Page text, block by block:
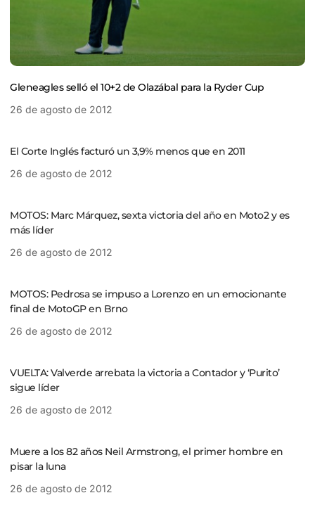
Gleneagles selló el 10+2 de Olazábal para la Ryder Cup
26 de agosto de 2012
El Corte Inglés facturó un 3,9% menos que en 2011
26 de agosto de 2012
MOTOS: Marc Márquez, sexta victoria del año en Moto2 y es
más líder
26 de agosto de 2012
MOTOS: Pedrosa se impuso a Lorenzo en un emocionante
final de MotoGP en Brno
26 de agosto de 2012
VUELTA: Valverde arrebata la victoria a Contador y ‘Purito’
sigue líder
26 de agosto de 2012
Muere a los 82 años Neil Armstrong, el primer hombre en
pisar la luna
26 de agosto de 2012